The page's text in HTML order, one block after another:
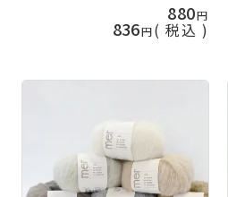
880
836 税込